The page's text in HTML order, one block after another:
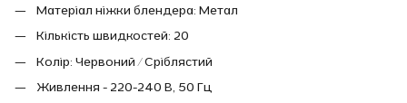
Матеріал ніжки блендера: Метал
Кількість швидкостей: 20
Колір: Червоний / Сріблястий
Живлення - 220-240 В, 50 Гц